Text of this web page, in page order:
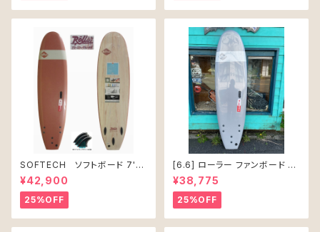
SOFTECH ソフトボード 7'0"
ROLLER CLAY
¥42,900
25%OFF
[6.6] ローラー ファンボード ソ
フテック
¥38,775
25%OFF